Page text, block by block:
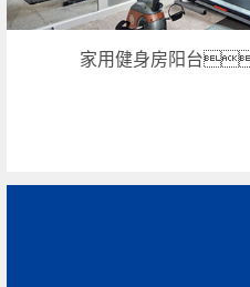
家用健身房阳台